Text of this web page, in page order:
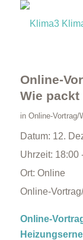
Online-
Wie packt
in Online-Vortrag/
Datum: 12.
Uhrzeit: 18:00
Ort: Online
Online-
Online-